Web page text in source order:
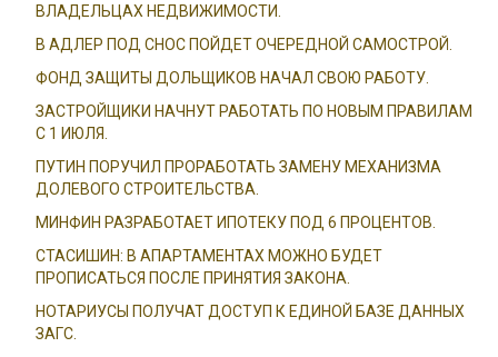
ВЛАДЕЛЬЦАХ НЕДВИЖИМОСТИ.
В АДЛЕР ПОД СНОС ПОЙДЕТ ОЧЕРЕДНОЙ САМОСТРОЙ.
ФОНД ЗАЩИТЫ ДОЛЬЩИКОВ НАЧАЛ СВОЮ РАБОТУ.
ЗАСТРОЙЩИКИ НАЧНУТ РАБОТАТЬ ПО НОВЫМ ПРАВИЛАМ
С 1 ИЮЛЯ.
ПУТИН ПОРУЧИЛ ПРОРАБОТАТЬ ЗАМЕНУ МЕХАНИЗМА
ДОЛЕВОГО СТРОИТЕЛЬСТВА.
МИНФИН РАЗРАБОТАЕТ ИПОТЕКУ ПОД 6 ПРОЦЕНТОВ.
СТАСИШИН: В АПАРТАМЕНТАХ МОЖНО БУДЕТ
ПРОПИСАТЬСЯ ПОСЛЕ ПРИНЯТИЯ ЗАКОНА.
НОТАРИУСЫ ПОЛУЧАТ ДОСТУП К ЕДИНОЙ БАЗЕ ДАННЫХ
ЗАГС.